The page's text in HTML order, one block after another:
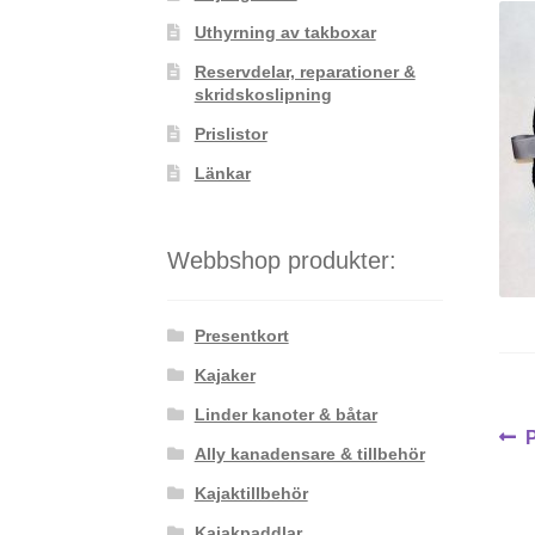
Uthyrning av takboxar
Reservdelar, reparationer &
skridskoslipning
Prislistor
Länkar
Webbshop produkter:
Presentkort
Kajaker
Linder kanoter & båtar
Ally kanadensare & tillbehör
Kajaktillbehör